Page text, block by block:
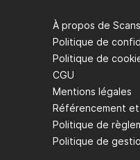
À propos de
Politique de
Politique de
CGU
Mentions légales
Référencement
Politique de
Politique de